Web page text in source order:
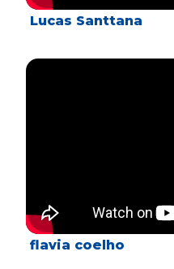
Lucas Santtana
flavia coelho